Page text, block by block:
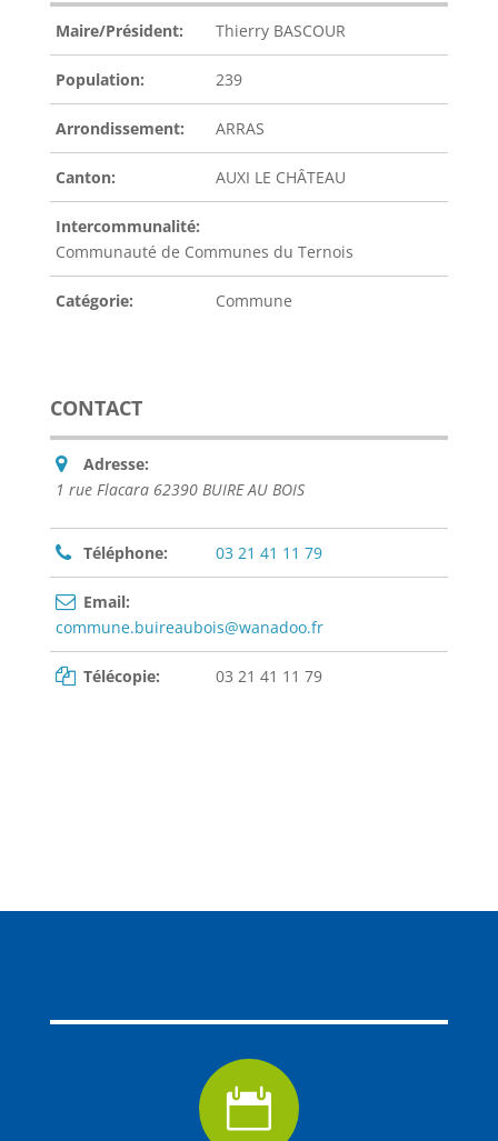
Maire/Président: Thierry BASCOUR
Population: 239
Arrondissement: ARRAS
Canton: AUXI LE CHÂTEAU
Intercommunalité:
Communauté de Communes du Ternois
Catégorie: Commune
CONTACT
Adresse:
1 rue Flacara 62390 BUIRE AU BOIS
Téléphone: 03 21 41 11 79
Email:
commune.buireaubois@wanadoo.fr
Télécopie: 03 21 41 11 79
